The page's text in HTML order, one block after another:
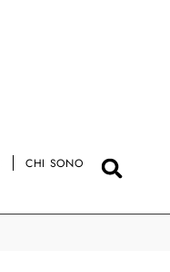
CHI SONO